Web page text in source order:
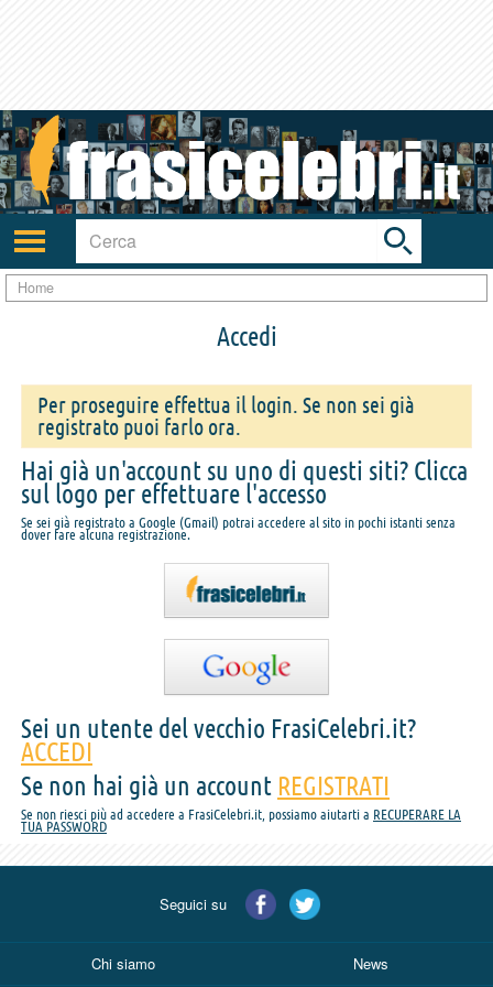
Attiva/disattiva
navigazione
Toggle
search
bar
Home
Accedi
Per proseguire effettua il login. Se non sei già
registrato puoi farlo ora.
Hai già un'account su uno di questi siti? Clicca
sul logo per effettuare l'accesso
Se sei già registrato a Google (Gmail) potrai accedere al sito in pochi istanti senza
dover fare alcuna registrazione.
Sei un utente del vecchio FrasiCelebri.it?
ACCEDI
Se non hai già un account REGISTRATI
Se non riesci più ad accedere a FrasiCelebri.it, possiamo aiutarti a RECUPERARE LA
TUA PASSWORD
Seguici su
Chi siamo News